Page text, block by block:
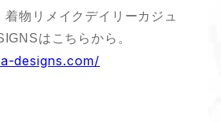
着物リメイクデイリーカジュ
はこちらから。
designs.com/